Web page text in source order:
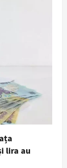
lira au